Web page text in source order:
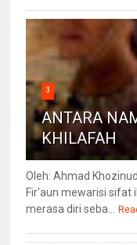
3
ANTARA
KHILAFAH
Oleh: Ahmad
Fir'aun mewarisi sifat
merasa diri seba...